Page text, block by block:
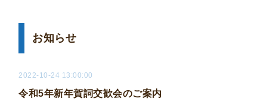
お知らせ
2022-10-24 13:00:00
令和5年新年賀詞交歓会のご案内